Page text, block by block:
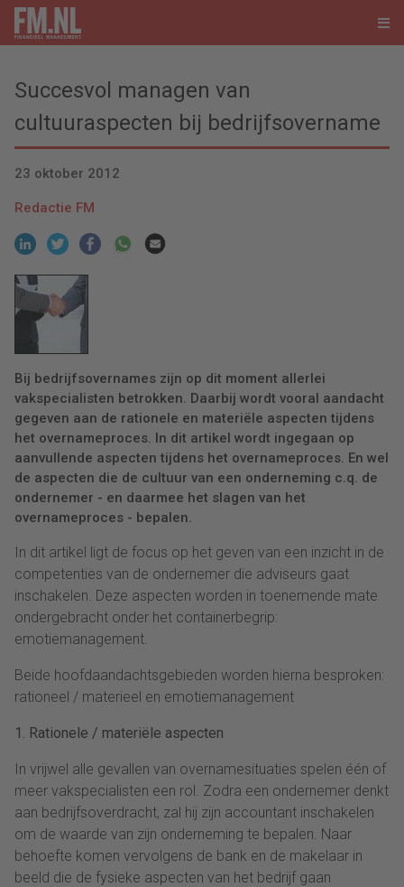
Succesvol managen van
cultuuraspecten bij bedrijfsovername
23 oktober 2012
Redactie FM
Bij bedrijfsovernames zijn op dit moment allerlei
vakspecialisten betrokken. Daarbij wordt vooral aandacht
gegeven aan de rationele en materiële aspecten tijdens
het overnameproces. In dit artikel wordt ingegaan op
aanvullende aspecten tijdens het overnameproces. En wel
de aspecten die de cultuur van een onderneming c.q. de
ondernemer - en daarmee het slagen van het
overnameproces - bepalen.
In dit artikel ligt de focus op het geven van een inzicht in de
competenties van de ondernemer die adviseurs gaat
inschakelen. Deze aspecten worden in toenemende mate
ondergebracht onder het containerbegrip:
emotiemanagement.
Beide hoofdaandachtsgebieden worden hierna besproken:
rationeel / materieel en emotiemanagement
1. Rationele / materiële aspecten
In vrijwel alle gevallen van overnamesituaties spelen één of
meer vakspecialisten een rol. Zodra een ondernemer denkt
aan bedrijfsoverdracht, zal hij zijn accountant inschakelen
om de waarde van zijn onderneming te bepalen. Naar
behoefte komen vervolgens de bank en de makelaar in
beeld die de fysieke aspecten van het bedrijf gaan